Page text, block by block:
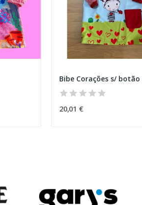
Bibe Corações s/ botão
20,01 €